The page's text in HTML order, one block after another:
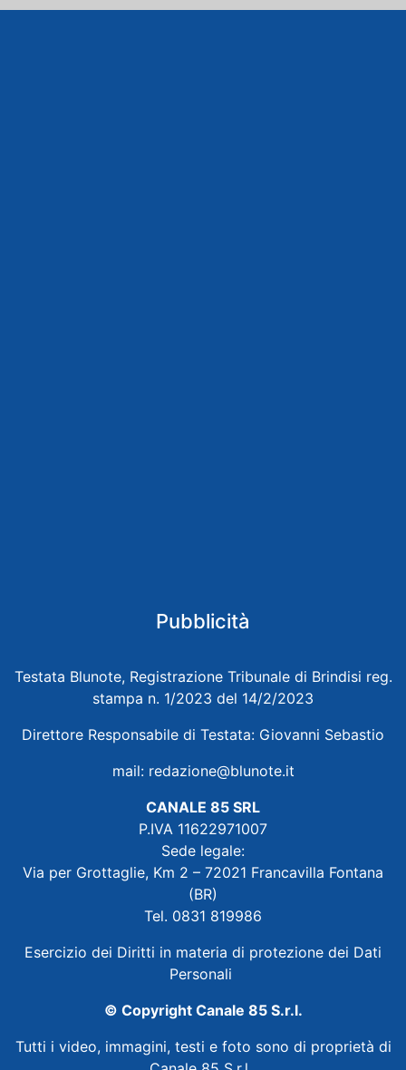
Pubblicità
Testata Blunote, Registrazione Tribunale di Brindisi reg.
stampa n. 1/2023 del 14/2/2023
Direttore Responsabile di Testata: Giovanni Sebastio
mail: redazione@blunote.it
CANALE 85 SRL
P.IVA 11622971007
Sede legale:
Via per Grottaglie, Km 2 – 72021 Francavilla Fontana
(BR)
Tel. 0831 819986
Esercizio dei Diritti in materia di protezione dei Dati
Personali
© Copyright Canale 85 S.r.l.
Tutti i video, immagini, testi e foto sono di proprietà di